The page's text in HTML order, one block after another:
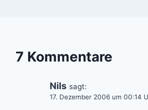
7 Kommentare
Nils sagt:
17. Dezember 2006 um 00:14